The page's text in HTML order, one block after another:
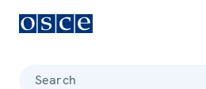
Search